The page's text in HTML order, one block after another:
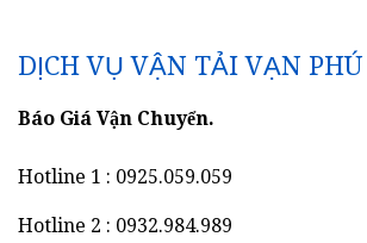
DỊCH VỤ VẬN TẢI VẠN PHÚ
Báo Giá Vận Chuyển.
Hotline 1 : 0925.059.059
Hotline 2 : 0932.984.989